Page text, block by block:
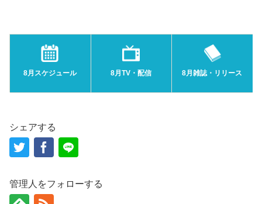
8月スケジュール 8月TV・配信 8月雑誌・リリース
シェアする
管理人をフォローする